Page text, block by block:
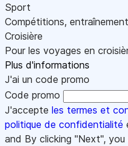
Sport
Compétitions,
Croisière
Pour les voyages en
Plus d'informations
J'ai un code promo
Code promo
J'accepte les termes et
politique de confidentialité
and By clicking "Next",